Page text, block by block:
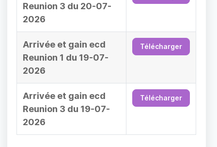
Reunion 3 du 20-07-
2026
Arrivée et gain ecd
Reunion 1 du 19-07-
2026
Télécharger
Arrivée et gain ecd
Reunion 3 du 19-07-
2026
Télécharger